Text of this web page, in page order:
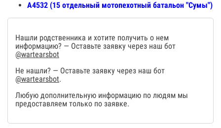
А4532 (15 отдельный мотопехотный батальон "Сумы")
Нашли родственника и хотите получить о нем
информацию? — Оставьте заявку через наш бот
@wartearsbot
Не нашли? — Оставьте заявку через наш бот
@wartearsbot.
Любую дополнительную информацию по людям мы
предоставляем только по заявке.